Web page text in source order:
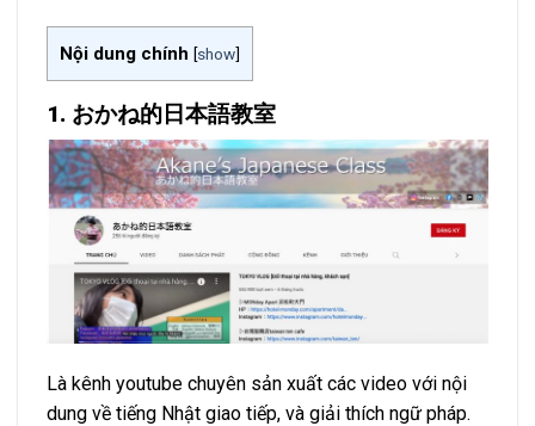
Nội dung chính [show]
1. おかね的日本語教室
Là kênh youtube chuyên sản xuất các video với nội
dung về tiếng Nhật giao tiếp, và giải thích ngữ pháp.